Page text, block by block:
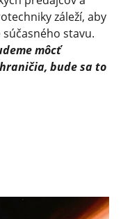
záleží, aby
súčasného stavu.
môcť
bude sa to